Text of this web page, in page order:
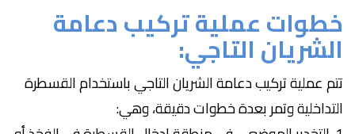
خطوات عملية تركيب دعامة
الشريان التاجي:
تتم عملية تركيب دعامة الشريان التاجي باستخدام القسطرة
التداخلية وتمر بعدة خطوات دقيقة، وهي: